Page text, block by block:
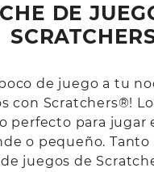
DE
de juego a tu
con Scratchers®!
perfecto para jugar
o pequeño.
juegos de